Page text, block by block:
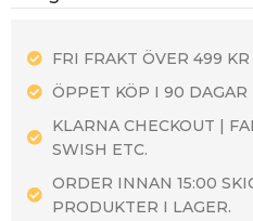
FRI FRAKT ÖVER 499 KR
ÖPPET KÖP I 90 DAGAR
KLARNA CHECKOUT |
SWISH ETC.
ORDER INNAN 15:00
PRODUKTER I LAGER.